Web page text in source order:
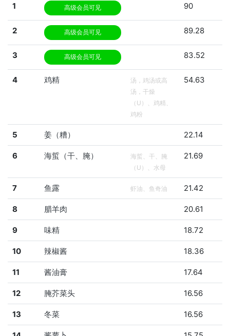
1 高级会员可见 90
2 高级会员可见 89.28
3 高级会员可见 83.52
4 鸡精
汤，鸡汤或高
汤，干燥
（U）、鸡精、
鸡粉
54.63
5 姜（糟） 22.14
6 海蜇（干、腌）
海蜇、干、腌
（U）、水母
21.69
7 鱼露 虾油、鱼奇油 21.42
8 腊羊肉 20.61
9 味精 18.72
10 辣椒酱 18.36
11 酱油膏 17.64
12 腌芥菜头 16.56
13 冬菜 16.56